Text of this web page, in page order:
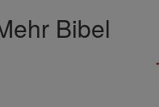
Bibel